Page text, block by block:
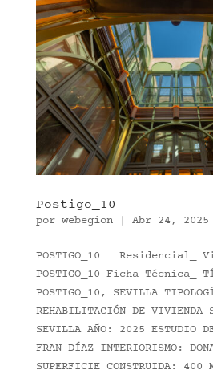
Postigo_10
por webegion| Abr 24, 2025
POSTIGO_10 Residencial_
POSTIGO_10 Ficha Técnica_
POSTIGO_10, SEVILLA
REHABILITACIÓN DE VIVIENDA
SEVILLA AÑO: 2025 ESTUDIO
FRAN DÍAZ INTERIORISMO:
SUPERFICIE CONSTRUIDA: 400